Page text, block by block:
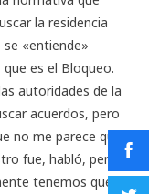
la residencia
se «entiende»
es el Bloqueo.
autoridades de la
acuerdos, pero
no me parece que
fue, habló, pero
tenemos que